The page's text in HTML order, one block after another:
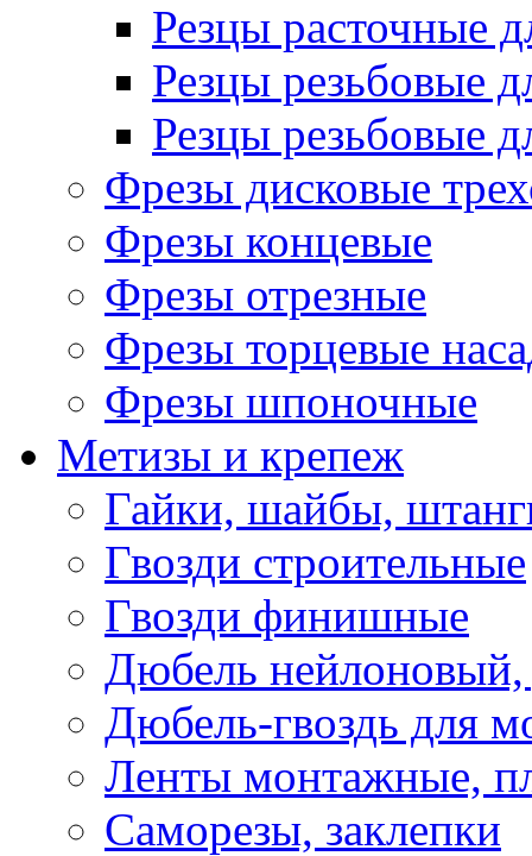
Резцы расточные
Резцы резьбовые
Резцы резьбовые
Фрезы дисковые
Фрезы концевые
Фрезы отрезные
Фрезы торцевые
Фрезы шпоночные
Метизы и крепеж
Гайки, шайбы,
Гвозди строительные
Гвозди финишные
Дюбель нейлоновый,
Дюбель-гвоздь для
Ленты монтажные,
Саморезы, заклепки